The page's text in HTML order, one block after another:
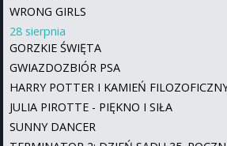
WRONG GIRLS
28 sierpnia
GORZKIE ŚWIĘTA
GWIAZDOZBIÓR PSA
HARRY POTTER I KAMIEŃ
JULIA PIROTTE - PIĘKNO I SIŁA
SUNNY DANCER